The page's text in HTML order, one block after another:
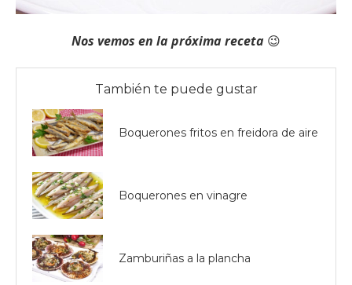
Nos vemos en la próxima receta 😉
También te puede gustar
Boquerones fritos en freidora de aire
Boquerones en vinagre
Zamburiñas a la plancha